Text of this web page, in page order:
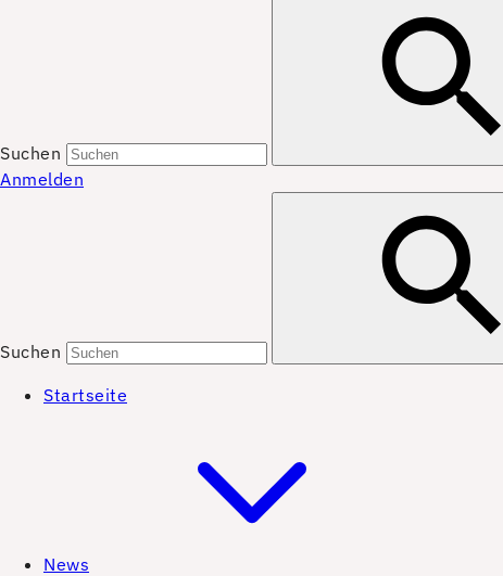
Suchen
Anmelden
Suchen
Startseite
News